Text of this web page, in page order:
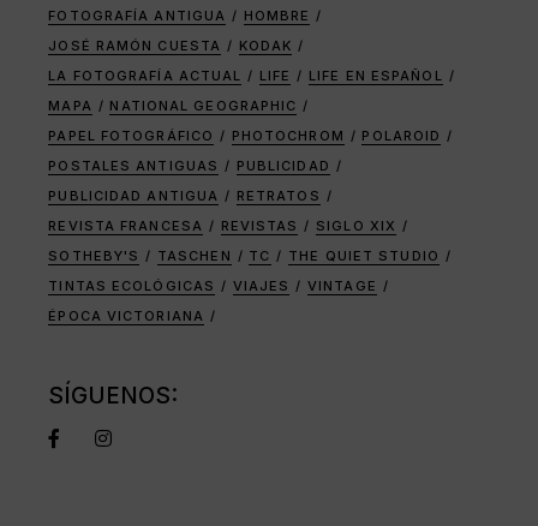
FOTOGRAFÍA ANTIGUA
HOMBRE
JOSÉ RAMÓN CUESTA
KODAK
LA FOTOGRAFÍA ACTUAL
LIFE
LIFE EN ESPAÑOL
MAPA
NATIONAL GEOGRAPHIC
PAPEL FOTOGRÁFICO
PHOTOCHROM
POLAROID
POSTALES ANTIGUAS
PUBLICIDAD
PUBLICIDAD ANTIGUA
RETRATOS
REVISTA FRANCESA
REVISTAS
SIGLO XIX
SOTHEBY'S
TASCHEN TC
THE QUIET STUDIO
TINTAS ECOLÓGICAS
VIAJES
VINTAGE
ÉPOCA VICTORIANA
SÍGUENOS: